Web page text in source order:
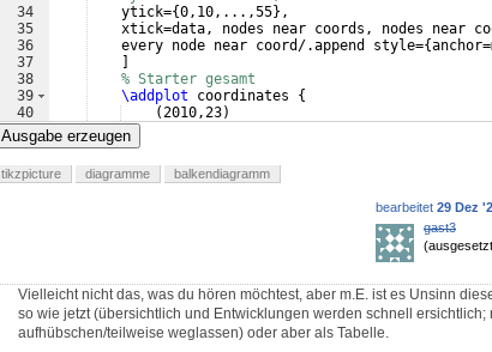
34
35
36
37
38
39
40
41
    ytick=
{0,10,...,55} ,
xtick=data, nodes near coords, nodes near
    every node near coord/.append style=
{
% Starter gesamt
\addplot coordinates {
(2010,23)
Ausgabe erzeugen
tikzpicture diagramme balkendiagramm
bearbeitet 29 Dez
gast3
Vielleicht nicht das, was du hören möchtest, aber m.E. ist es Unsinn
so wie jetzt (übersichtlich und Entwicklungen werden schnell
aufhübschen/teilweise weglassen) oder aber als Tabelle.